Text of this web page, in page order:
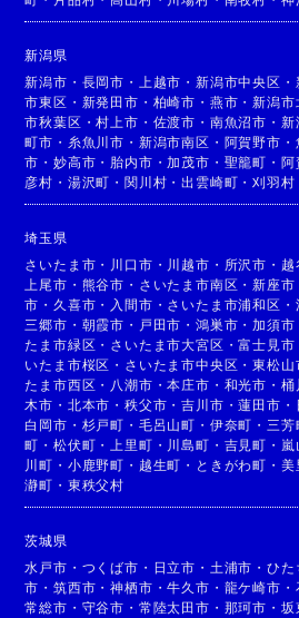
新潟県
新潟市 ・ 長岡市 ・ 上越市 ・新潟市中央区 ・
市東区 ・ 新発田市 ・ 柏崎市 ・ 燕市 ・新潟市
市秋葉区 ・村上市 ・ 佐渡市 ・ 南魚沼市 ・ 新
町市 ・ 糸魚川市 ・ 新潟市南区 ・ 阿賀野市 ・
市 ・妙高市 ・ 胎内市 ・加茂市 ・ 聖籠町 ・ 阿
彦村 ・ 湯沢町 ・関川村 ・出雲崎町 ・刈羽村
埼玉県
さいたま市 ・ 川口市 ・ 川越市 ・ 所沢市 ・ 越
上尾市 ・ 熊谷市 ・ さいたま市南区 ・新座市
市 ・ 久喜市 ・ 入間市 ・ さいたま市浦和区 ・
三郷市 ・ 朝霞市 ・ 戸田市 ・鴻巣市 ・加須市
たま市緑区 ・ さいたま市大宮区 ・富士見市
いたま市桜区 ・ さいたま市中央区 ・東松山
たま市西区 ・ 八潮市 ・本庄市 ・ 和光市 ・ 桶
木市 ・ 北本市 ・秩父市 ・吉川市 ・蓮田市 ・
白岡市 ・ 杉戸町 ・ 毛呂山町 ・ 伊奈町 ・ 三芳
町 ・松伏町 ・ 上里町 ・ 川島町 ・ 吉見町 ・ 嵐
川町 ・ 小鹿野町 ・ 越生町 ・ ときがわ町 ・ 美
瀞町 ・ 東秩父村
茨城県
水戸市 ・ つくば市 ・ 日立市 ・ 土浦市 ・ひた
市 ・筑西市 ・神栖市 ・牛久市 ・ 龍ケ崎市 ・
常総市 ・ 守谷市 ・ 常陸太田市 ・ 那珂市 ・ 坂